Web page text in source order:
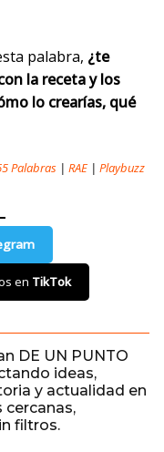
palabra, ¿te
la receta y los
lo crearías, qué
Palabras | RAE| Playbuzz
en TikTok
DE UN PUNTO
ideas,
y actualidad en
cercanas,
filtros.